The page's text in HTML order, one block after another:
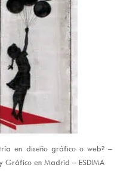
en diseño gráfico o web? –
Gráfico en Madrid – ESDIMA